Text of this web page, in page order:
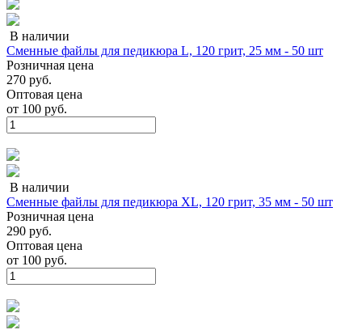
В наличии
Сменные файлы для педикюра L, 120 грит, 25 мм - 50 шт
Розничная цена
270 руб.
Оптовая цена
от 100 руб.
В наличии
Сменные файлы для педикюра XL, 120 грит, 35 мм - 50 шт
Розничная цена
290 руб.
Оптовая цена
от 100 руб.